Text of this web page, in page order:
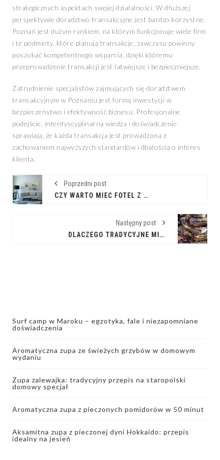
strategicznych aspektach swojej działalności. W dłuższej
perspektywie doradztwo transakcyjne jest bardzo korzystne.
Poznań jest dużym rynkiem, na którym funkcjonuje wiele firm
i te podmioty, które planują transakcje, zawczasu powinny
poszukać kompetentnego wsparcia, dzięki któremu
przeprowadzenie transakcji jest łatwiejsze i bezpieczniejsze.
Zatrudnienie specjalistów zajmujących się doradztwem
transakcyjnym w Poznaniu jest formą inwestycji w
bezpieczeństwo i efektywność biznesu. Profesjonalne
podejście, interdyscyplinarna wiedza i doświadczenie
sprawiają, że każda transakcja jest prowadzona z
zachowaniem najwyższych standardów i dbałością o interes
klienta.
Poprzedni post
CZY WARTO MIEĆ FOTEL Z FUNKCJĄ RELAX W DOMOWEJ STREFIE RELAKSU?
Następny post
DLACZEGO TRADYCYJNE MIĘSA Z MAŁYCH WĘDZARNI PODBIJAJĄ SERCA SMAKOSZY?
Surf camp w Maroku – egzotyka, fale i niezapomniane
doświadczenia
Aromatyczna zupa ze świeżych grzybów w domowym
wydaniu
Zupa zalewajka: tradycyjny przepis na staropolski
domowy specjał
Aromatyczna zupa z pieczonych pomidorów w 50 minut
Aksamitna zupa z pieczonej dyni Hokkaido: przepis
idealny na jesień